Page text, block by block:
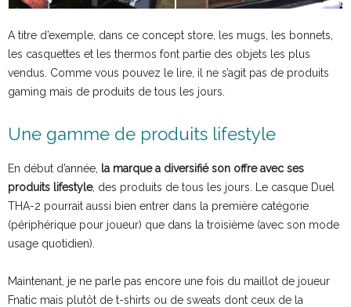
A titre d’exemple, dans ce concept store, les mugs, les bonnets,
les casquettes et les thermos font partie des objets les plus
vendus. Comme vous pouvez le lire, il ne s’agit pas de produits
gaming mais de produits de tous les jours.
Une gamme de produits lifestyle
En début d’année, la marque a diversifié son offre avec ses
produits lifestyle, des produits de tous les jours. Le casque Duel
THA-2 pourrait aussi bien entrer dans la première catégorie
(périphérique pour joueur) que dans la troisième (avec son mode
usage quotidien).
Maintenant, je ne parle pas encore une fois du maillot de joueur
Fnatic mais plutôt de t-shirts ou de sweats dont ceux de la